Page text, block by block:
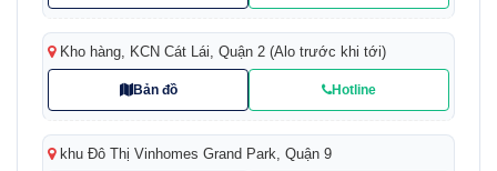
Kho hàng, KCN Cát Lái, Quận 2 (Alo trước khi tới)
Bản đồ Hotline
khu Đô Thị Vinhomes Grand Park, Quận 9